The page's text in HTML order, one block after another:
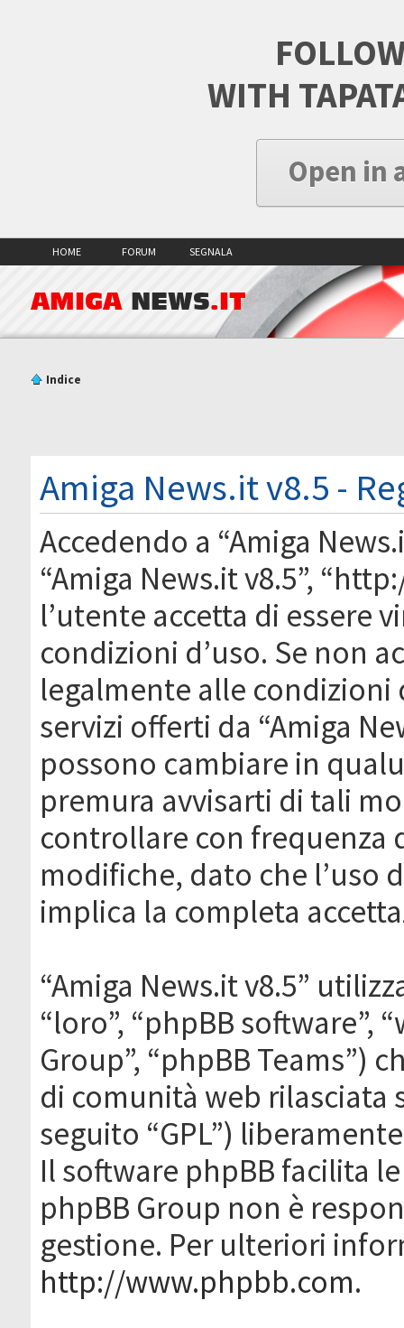
WITH
Open in
HOME FORUM SEGNALA
AMIGA NEWS.IT
Indice
Amiga News.it v8.5 -
Accedendo a “Amiga
“Amiga News.it v8.5”,
l’utente accetta di essere
condizioni d’uso. Se non
legalmente alle condizioni
servizi offerti da “Amiga
possono cambiare in
premura avvisarti di tali
controllare con frequenza
modifiche, dato che l’uso
implica la completa
“Amiga News.it v8.5”
“loro”, “phpBB software”,
Group”, “phpBB Teams”)
di comunità web rilasciata
seguito “GPL”)
Il software phpBB facilita
phpBB Group non è
gestione. Per ulteriori
http://www.phpbb.com.